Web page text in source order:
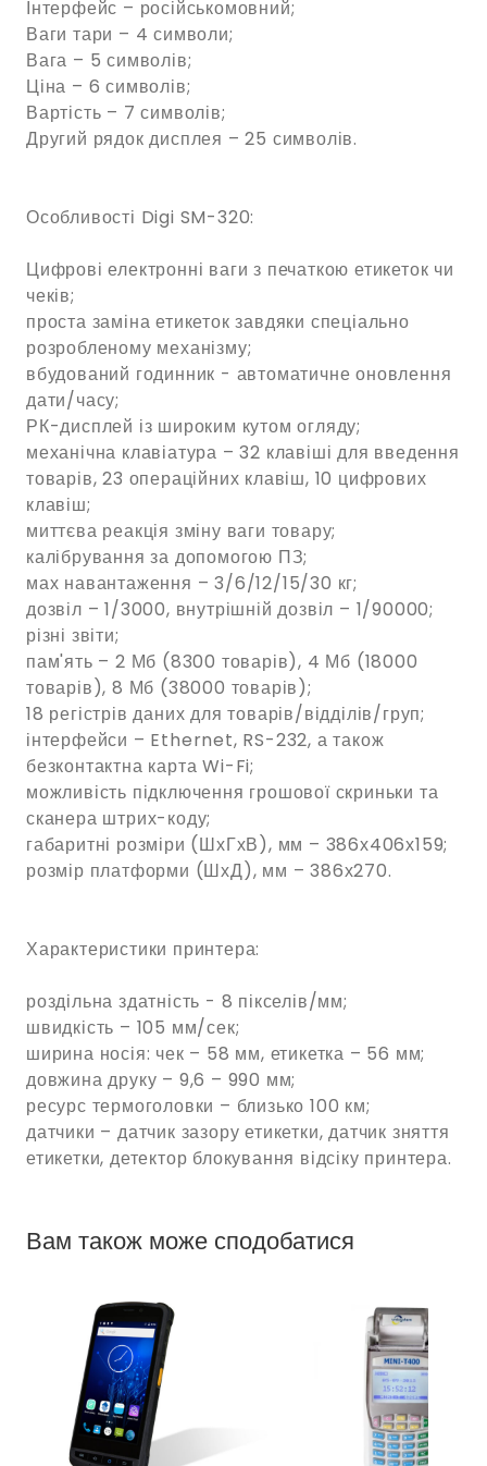
Інтерфейс – російськомовний;
Ваги тари – 4 символи;
Вага – 5 символів;
Ціна – 6 символів;
Вартість – 7 символів;
Другий рядок дисплея – 25 символів.
Особливості Digi SM-320:
Цифрові електронні ваги з печаткою етикеток чи
чеків;
проста заміна етикеток завдяки спеціально
розробленому механізму;
вбудований годинник - автоматичне оновлення
дати/часу;
РК-дисплей із широким кутом огляду;
механічна клавіатура – 32 клавіші для введення
товарів, 23 операційних клавіш, 10 цифрових
клавіш;
миттєва реакція зміну ваги товару;
калібрування за допомогою ПЗ;
мах навантаження – 3/6/12/15/30 кг;
дозвіл – 1/3000, внутрішній дозвіл – 1/90000;
різні звіти;
пам'ять – 2 Мб (8300 товарів), 4 Мб (18000
товарів), 8 Мб (38000 товарів);
18 регістрів даних для товарів/відділів/груп;
інтерфейси – Ethernet, RS-232, а також
безконтактна карта Wi-Fi;
можливість підключення грошової скриньки та
сканера штрих-коду;
габаритні розміри (ШхГхВ), мм – 386х406х159;
розмір платформи (ШхД), мм – 386х270.
Характеристики принтера:
роздільна здатність - 8 пікселів/мм;
швидкість – 105 мм/сек;
ширина носія: чек – 58 мм, етикетка – 56 мм;
довжина друку – 9,6 – 990 мм;
ресурс термоголовки – близько 100 км;
датчики – датчик зазору етикетки, датчик зняття
етикетки, детектор блокування відсіку принтера.
Вам також може сподобатися